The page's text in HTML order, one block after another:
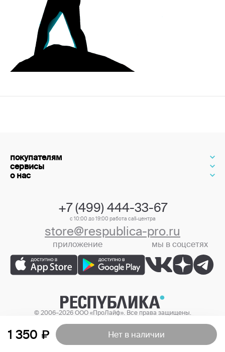
1 350 Нет в наличии
покупателям
сервисы
о нас
+7 (499) 444-33-67
с 10:00 до 19:00 работа call-центра
store@respublica-pro.ru
приложение мы в соцсетях
© 2006–2026 ООО «ПроЛайф». Все права защищены.